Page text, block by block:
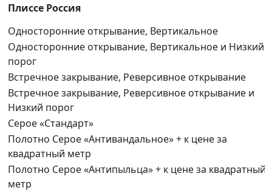
Плиссе Россия
Односторонние открывание, Вертикальное
Односторонние открывание, Вертикальное и Низкий
порог
Встречное закрывание, Реверсивное открывание
Встречное закрывание, Реверсивное открывание и
Низкий порог
Серое «Стандарт»
Полотно Серое «Антивандальное» + к цене за
квадратный метр
Полотно Серое «Антипыльца» + к цене за квадратный
метр